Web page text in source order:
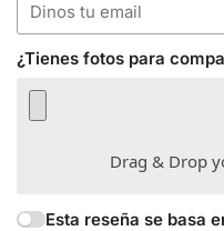
¿Tienes fotos para
Drag & Drop
Esta reseña se basa